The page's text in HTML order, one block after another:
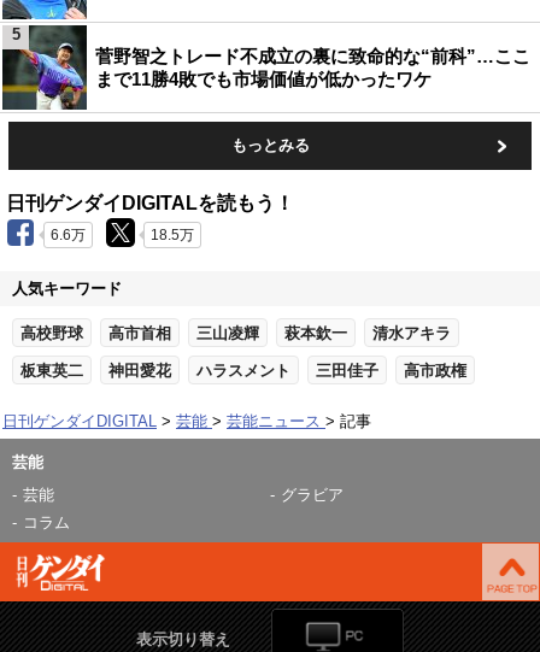
菅野智之トレード不成立の裏に致命的な“前科”…ここ
まで11勝4敗でも市場価値が低かったワケ
5
もっとみる
日刊ゲンダイDIGITALを読もう！
6.6万 18.5万
人気キーワード
高校野球 高市首相 三山凌輝 萩本欽一 清水アキラ
板東英二 神田愛花 ハラスメント 三田佳子 高市政権
日刊ゲンダイDIGITAL 芸能 芸能ニュース 記事
芸能
芸能
グラビア
コラム
表示切り替え